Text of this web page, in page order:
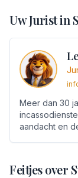
Uw Jurist in
Meer dan 30
aandacht en
Feitjes over